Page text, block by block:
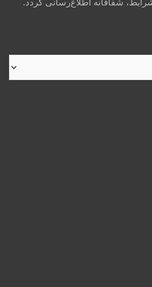
شفافانه اطلاع‌رسانی گردد.